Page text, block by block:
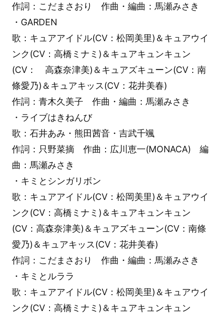
作詞：こだまさおり 作曲・編曲：馬瀬みさき
・GARDEN
歌：キュアアイドル(CV：松岡美里)＆キュアウイ
ンク(CV：高橋ミナミ)＆キュアキュンキュン
(CV： 高森奈津美)＆キュアズキューン(CV：南
條愛乃)＆キュアキッス(CV：花井美春)
作詞：青木久美子 作曲・編曲：馬瀬みさき
・ライブはきねんび
歌：石井あみ・熊田茜音・吉武千颯
作詞：只野菜摘 作曲：広川恵一(MONACA) 編
曲：馬瀬みさき
・キミとシンガリボン
歌：キュアアイドル(CV：松岡美里)＆キュアウイ
ンク(CV：高橋ミナミ)＆キュアキュンキュン
(CV：高森奈津美)＆キュアズキューン(CV：南條
愛乃)＆キュアキッス(CV：花井美春)
作詞：こだまさおり 作曲・編曲：馬瀬みさき
・キミとルララ
歌：キュアアイドル(CV：松岡美里)＆キュアウイ
ンク(CV：高橋ミナミ)＆キュアキュンキュン